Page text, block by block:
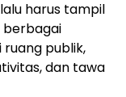
harus tampil
berbagai
publik,
dan tawa